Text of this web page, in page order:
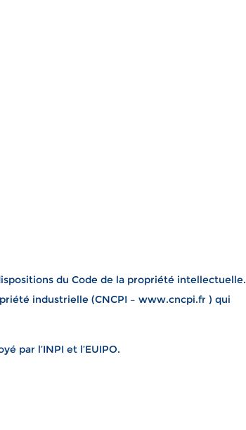
du Code de la propriété intellectuelle.
industrielle (CNCPI – www.cncpi.fr ) qui
par l’INPI et l’EUIPO.